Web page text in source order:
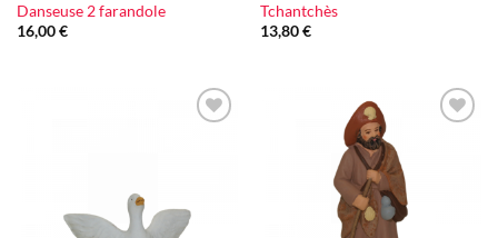
Danseuse 2 farandole
16,00€
Tchantchès
13,80€